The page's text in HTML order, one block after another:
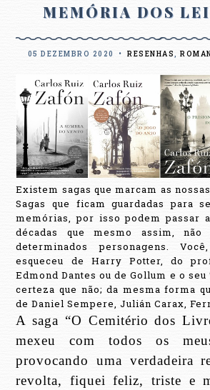
MEMÓRIA DOS
05 DEZEMBRO 2020 • RESENHAS,
Existem sagas que marcam as
Sagas que ficam guardadas para
memórias, por isso podem passar
décadas que mesmo assim, não
determinados personagens.
esqueceu de Harry Potter, do
Edmond Dantes ou de Gollum e o seu
certeza que não; da mesma forma
de Daniel Sempere, Julián Carax,
A saga “O Cemitério dos
mexeu com todos os
provocando uma verdadeira
revolta, fiquei feliz, triste e